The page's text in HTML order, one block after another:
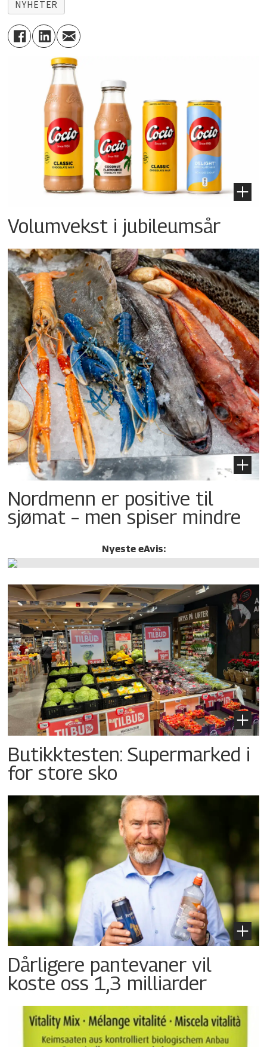
NYHETER
Volumvekst i jubileumsår
Nordmenn er positive til
sjømat – men spiser mindre
Nyeste eAvis:
Butikktesten: Supermarked i
for store sko
Dårligere pantevaner vil
koste oss 1,3 milliarder